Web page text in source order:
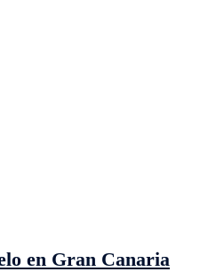
en Gran Canaria